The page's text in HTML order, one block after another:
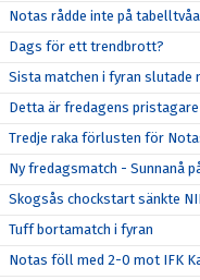
Notas rådde inte på
Dags för ett trendbrott?
Sista matchen i fyran slutade
Detta är fredagens pristagare
Tredje raka förlusten för
Ny fredagsmatch - Sunnanå
Skogsås chockstart sänkte
Tuff bortamatch i fyran
Notas föll med 2-0 mot IFK